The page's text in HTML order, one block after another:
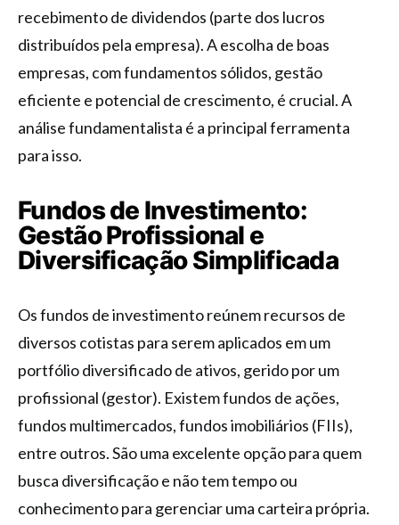
recebimento de dividendos (parte dos lucros
distribuídos pela empresa). A escolha de boas
empresas, com fundamentos sólidos, gestão
eficiente e potencial de crescimento, é crucial. A
análise fundamentalista é a principal ferramenta
para isso.
Fundos de Investimento:
Gestão Profissional e
Diversificação Simplificada
Os fundos de investimento reúnem recursos de
diversos cotistas para serem aplicados em um
portfólio diversificado de ativos, gerido por um
profissional (gestor). Existem fundos de ações,
fundos multimercados, fundos imobiliários (FIIs),
entre outros. São uma excelente opção para quem
busca diversificação e não tem tempo ou
conhecimento para gerenciar uma carteira própria.